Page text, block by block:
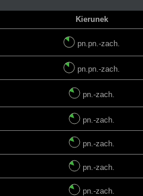
Kierunek
pn.pn.-zach.
pn.pn.-zach.
pn.-zach.
pn.-zach.
pn.-zach.
pn.-zach.
pn.-zach.